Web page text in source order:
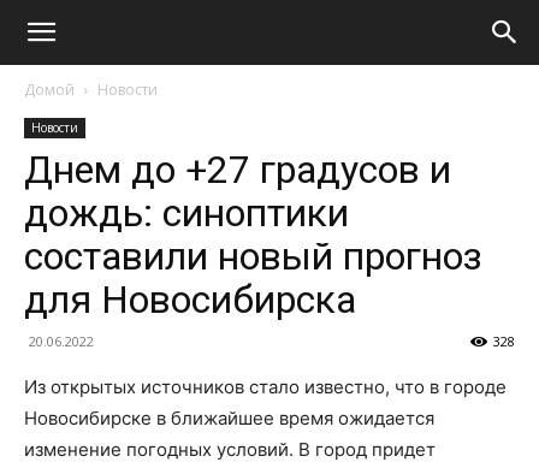
Домой Новости
Новости
Днем до +27 градусов и
дождь: синоптики
составили новый прогноз
для Новосибирска
20.06.2022 328
Из открытых источников стало известно, что в городе
Новосибирске в ближайшее время ожидается
изменение погодных условий. В город придет